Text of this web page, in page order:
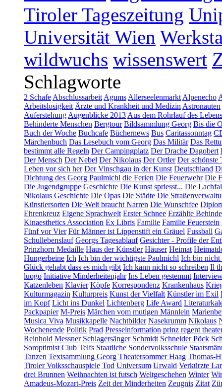
Tiroler Tageszeitung
Universität Wien
wildwuchs wissenswert
Schlagworte
2 Schafe Abschlussarbeit Agums Allerseelenmarkt Alpenecho
Arbeitslosigkeit Ärzte und Krankheit und Medizin Astronauten
Auferstehung Augenblicke 2013 Aus dem Rohrlauf des Lebens
Behinderte Menschen Bergtour Bildsammlung Georg Bis die
Buch der Woche Buchcafe Büchernews Bus Caritassonntag
Märchenbuch Das Lesebuch vom Georg Das Militär Das
bestimmt alle Regeln Der Campingplatz Der Drache Dagobert
Der Mensch Der Nebel Der Nikolaus Der Ortler Der schönste
Leben vor sich her Der Vinschgau in der Kunst Deutschland
Dichtung des Georg Paulmichl die Ferien Die Feuerwehr Die
Die Jugendgruppe Geschichte Die Kunst spriesst... Die
Nikolaus Geschichte Die Opas Die Städte Die
Künstlersorten Die Welt braucht Narren Die Wunschfee
Ehrenkreuz Eigene Sprachwelt Erster Schnee Erzählte
Kinaesthetics Association Ex Libris Familie Familie Feuerstein
Fünf vor Vier Für Männer ist Lippenstift ein Gräuel Fussball
Schullebenslauf Georgs Tagesablauf Gesichter - Profile der
Prinzhorn Medaille Haus der Künstler Häuser Heimat
Hungerbeine Ich Ich bin der wichtigste Paulmichl Ich bin nicht
Glück gehabt dass es mich gibt Ich kann nicht so schreiben Il
luogo Initiative Minderheitenjahr Ins Leben gestemmt
Katzenleben Klavier Köpfe Korrespondenz Krankenhaus
Kulturmagazin Kulturpreis Kunst der Vielfalt Künstler im Exil
im Kopf Licht ins Dunkel Lichtenberg Life Award
Packpapier M-Preis Märchen vom mutigen Männlein
Musica Viva Musikkapelle Nachtbilder Nasekrumm Nikolaus
Wochenende Politik Prad Presseinformation prinz regent
Reinhold Messner Schlagersänger Schmidt Schneider Pöck
Soroptimist Club Telfs Staatliche Sondervolksschule
Tanzen Textsammlung Georg Theatersommer Haag Thomas-
Tiroler Volksschauspiele Tod Universum Urwald Verkürzte
drei Brunnen Weihnachten ist futsch Weltgeschehen Winter
Amadeus-Mozart-Preis Zeit der Minderheiten Zeugnis Zitat